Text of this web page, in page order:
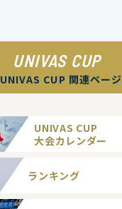
UNIVAS CUP
UNIVAS CUP 関連ページ
UNIVAS CUP
大会カレンダー
ランキング